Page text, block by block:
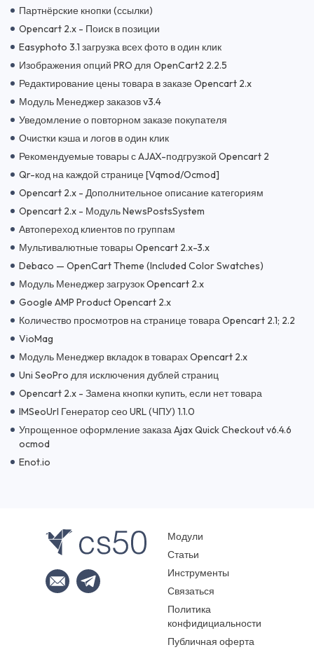
Партнёрские кнопки (ссылки)
Opencart 2.x - Поиск в позиции
Easyphoto 3.1 загрузка всех фото в один клик
Изображения опций PRO для OpenCart2 2.2.5
Редактирование цены товара в заказе Opencart 2.x
Модуль Менеджер заказов v3.4
Уведомление о повторном заказе покупателя
Очистки кэша и логов в один клик
Рекомендуемые товары с AJAX-подгрузкой Opencart 2
Qr-код на каждой странице [Vqmod/Ocmod]
Opencart 2.x - Дополнительное описание категориям
Opencart 2.x - Модуль NewsPostsSystem
Автопереход клиентов по группам
Мультивалютные товары Opencart 2.x-3.x
Debaco — OpenCart Theme (Included Color Swatches)
Модуль Менеджер загрузок Opencart 2.x
Google AMP Product Opencart 2.x
Количество просмотров на странице товара Opencart 2.1; 2.2
VioMag
Модуль Менеджер вкладок в товарах Opencart 2.x
Uni SeoPro для исключения дублей страниц
Opencart 2.x - Замена кнопки купить, если нет товара
IMSeoUrl Генератор сео URL (ЧПУ) 1.1.0
Упрощенное оформление заказа Ajax Quick Checkout v6.4.6
ocmod
Enot.io
Модули
Статьи
Инструменты
Связаться
Политика
конфидициальности
Публичная оферта